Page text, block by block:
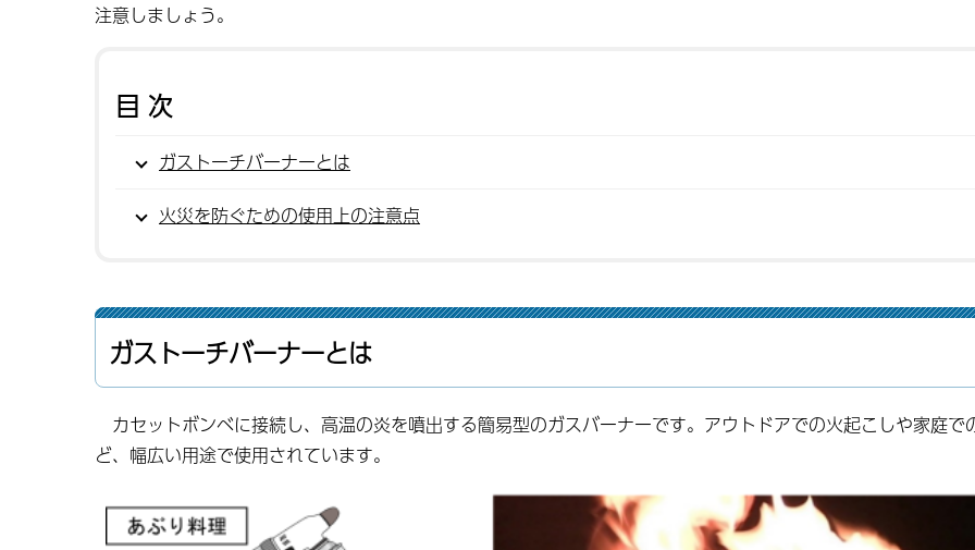
注意しましょう。
目次
ガストーチバーナーとは
火災を防ぐための使用上の注意点
ガストーチバーナーとは
カセットボンベに接続し、高温の炎を噴出する簡易型のガスバーナーです。アウトドアでの火起こしや家庭で
ど、幅広い用途で使用されています。